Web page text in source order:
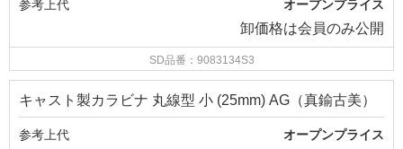
参考上代 オープンプライス
卸価格は会員のみ公開
SD品番：9083134S3
キャスト製カラビナ 丸線型 小 (25mm) AG（真鍮古美）
参考上代 オープンプライス